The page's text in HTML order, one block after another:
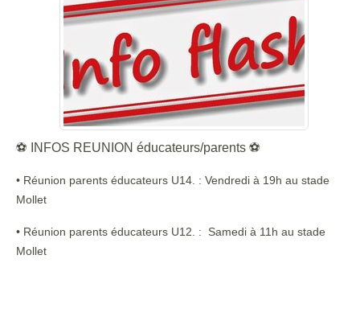
⚽ INFOS REUNION éducateurs/parents ⚽
• Réunion parents éducateurs U14. : Vendredi à 19h au stade
Mollet
• Réunion parents éducateurs U12. : Samedi à 11h au stade
Mollet